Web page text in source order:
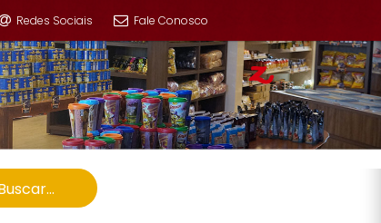
Redes Sociais Fale Conosco